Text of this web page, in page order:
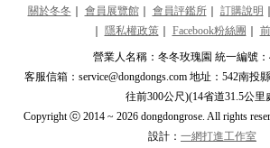
關於冬冬 會員展覽館｜ 會員評鑑所｜ 訂購說明
隱私權政策｜ Facebook粉絲團
營業人名稱：冬冬玫瑰園 統一編號：
客服信箱：service@dongdongs.com 地址：542南投
往前300公尺)(14省道31.5公里
Copyright ⓒ 2014 ~ 2026 dongdongrose. All rights
設計： 一網打進工作室